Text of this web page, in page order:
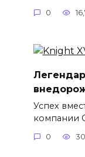
0
Успех
компании
0